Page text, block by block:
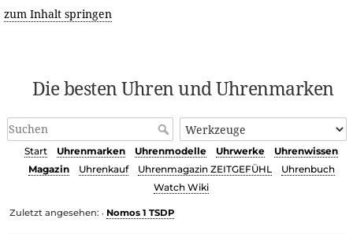
zum Inhalt springen
Die besten Uhren und Uhrenmarken
Start Uhrenmarken Uhrenmodelle Uhrwerke
Uhrenwissen
Magazin
Uhrenkauf Uhrenmagazin ZEITGEFÜHL
Uhrenbuch
Watch Wiki
Zuletzt angesehen: • Nomos 1 TSDP